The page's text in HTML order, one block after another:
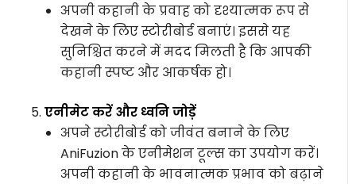
अपनी कहानी के प्रवाह को दृश्यात्मक रूप से
देखने के लिए स्टोरीबोर्ड बनाएं। इससे यह
सुनिश्चित करने में मदद मिलती है कि आपकी
कहानी स्पष्ट और आकर्षक हो।
एनीमेट करें और ध्वनि जोड़ें
अपने स्टोरीबोर्ड को जीवंत बनाने के लिए
AniFuzion के एनीमेशन टूल्स का उपयोग करें।
अपनी कहानी के भावनात्मक प्रभाव को बढ़ाने